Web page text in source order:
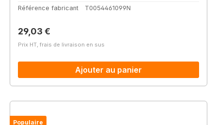
Référence fabricant
T0054461099N
Prix régulier :
29,03 €
Prix HT, frais de livraison en sus
Ajouter au panier
Populaire